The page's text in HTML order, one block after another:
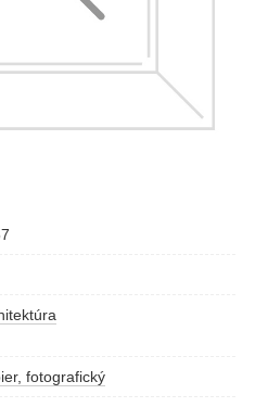
fotografický